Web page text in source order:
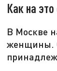
Как на
В Москве
женщины.